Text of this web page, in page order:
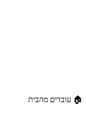
🏠 עובדים מהבית